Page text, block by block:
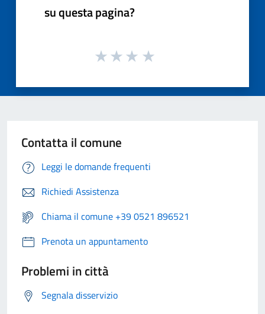
su questa pagina?
Contatta il comune
Leggi le domande frequenti
Richiedi Assistenza
Chiama il comune +39 0521 896521
Prenota un appuntamento
Problemi in città
Segnala disservizio